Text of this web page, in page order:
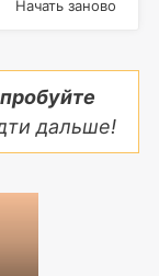
Начать заново
дальше!